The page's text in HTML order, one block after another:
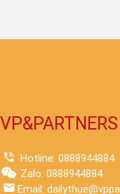
Hotline: 0888944884
Zalo: 0888944884
Email: